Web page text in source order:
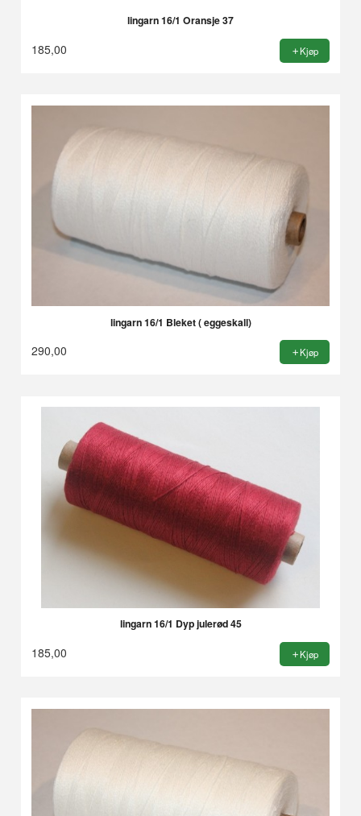
lingarn 16/1 Oransje 37
185,00 Kjøp
lingarn 16/1 Bleket ( eggeskall)
290,00 Kjøp
lingarn 16/1 Dyp julerød 45
185,00 Kjøp